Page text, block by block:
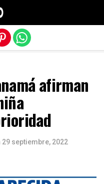
afirman
29 septiembre, 2022
móvil